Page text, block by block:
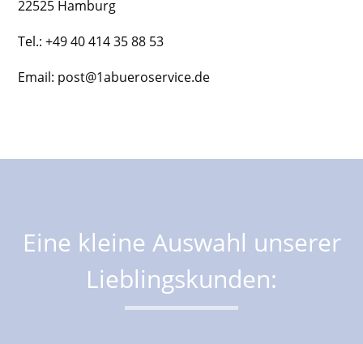
22525 Hamburg
Tel.: +49 40 414 35 88 53
Email: post@1abueroservice.de
Eine kleine Auswahl unserer
Lieblingskunden: